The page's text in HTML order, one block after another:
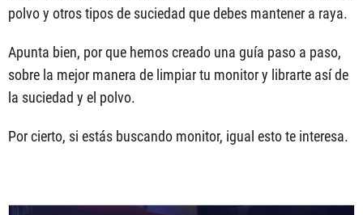
polvo y otros tipos de suciedad que debes mantener a raya.
Apunta bien, por que hemos creado una guía paso a paso,
sobre la mejor manera de limpiar tu monitor y librarte así de
la suciedad y el polvo.
Por cierto, si estás buscando monitor, igual esto te interesa.